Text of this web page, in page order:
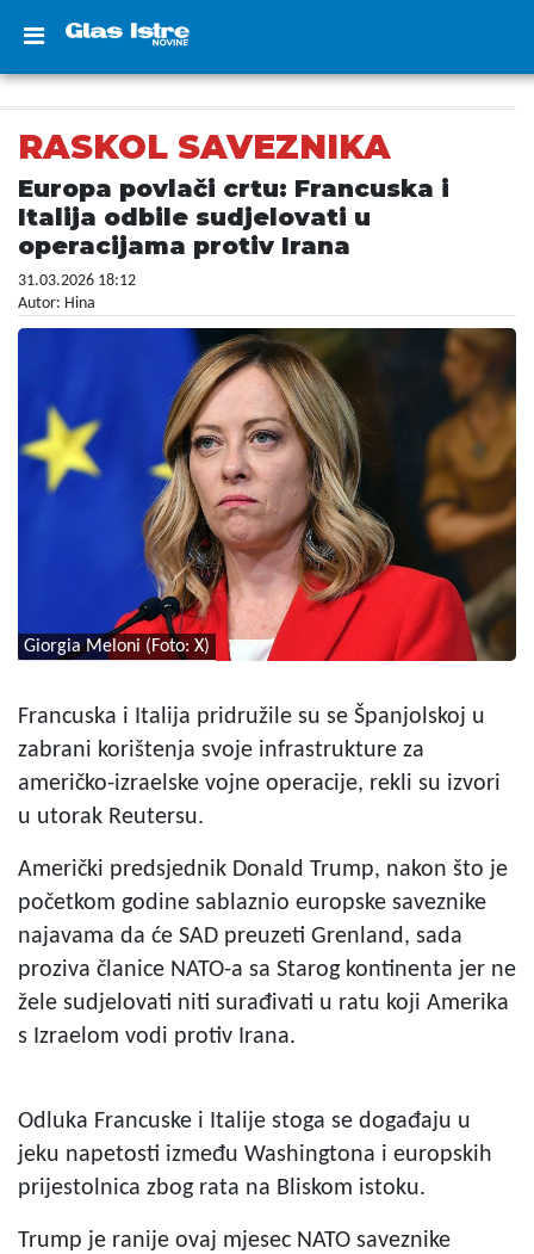
RASKOL SAVEZNIKA
Europa povlači crtu: Francuska i
Italija odbile sudjelovati u
operacijama protiv Irana
31.03.2026 18:12
Autor: Hina
Giorgia Meloni (Foto: X)
Francuska i Italija pridružile su se Španjolskoj u
zabrani korištenja svoje infrastrukture za
američko-izraelske vojne operacije, rekli su izvori
u utorak Reutersu.
Američki predsjednik Donald Trump, nakon što je
početkom godine sablaznio europske saveznike
najavama da će SAD preuzeti Grenland, sada
proziva članice NATO-a sa Starog kontinenta jer ne
žele sudjelovati niti surađivati u ratu koji Amerika
s Izraelom vodi protiv Irana.
Odluka Francuske i Italije stoga se događaju u
jeku napetosti između Washingtona i europskih
prijestolnica zbog rata na Bliskom istoku.
Trump je ranije ovaj mjesec NATO saveznike